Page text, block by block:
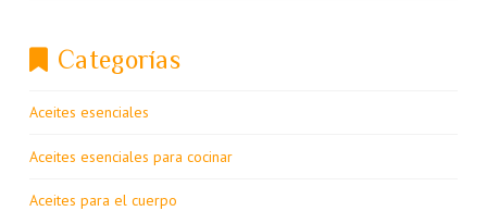
Categorías
Aceites esenciales
Aceites esenciales para cocinar
Aceites para el cuerpo